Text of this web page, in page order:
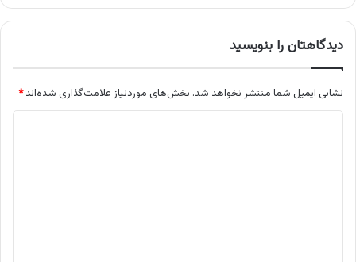
دیدگاهتان را بنویسید
نشانی ایمیل شما منتشر نخواهد شد. بخش‌های موردنیاز علامت‌گذاری شده‌اند*